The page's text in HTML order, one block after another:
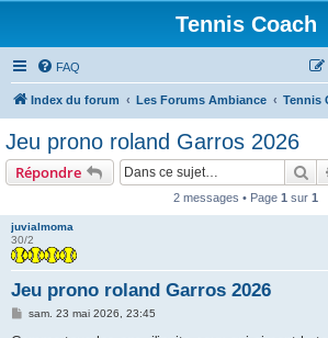
Tennis Coach
FAQ
Index du forum Les Forums Ambiance Tennis
Jeu prono roland Garros 2026
Répondre
2 messages • Page 1 sur 1
juvialmoma
30/2
Jeu prono roland Garros 2026
Msam. 23 mai 2026, 23:45